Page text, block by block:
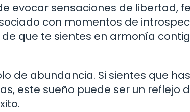
evocar sensaciones de libertad,
con momentos de
que te sientes en armonía
de abundancia. Si sientes que
este sueño puede ser un reflejo